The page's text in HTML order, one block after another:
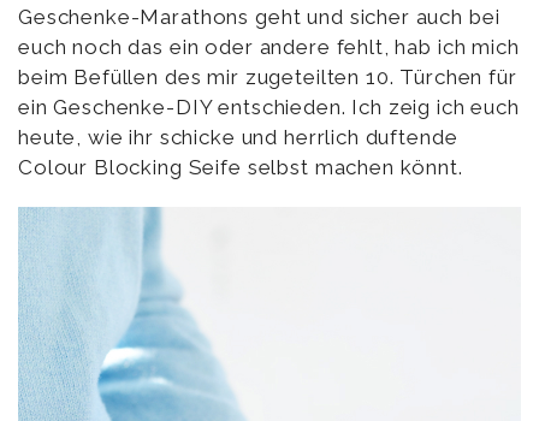
Geschenke-Marathons geht und sicher auch bei
euch noch das ein oder andere fehlt, hab ich mich
beim Befüllen des mir zugeteilten 10. Türchen für
ein Geschenke-DIY entschieden. Ich zeig ich euch
heute, wie ihr schicke und herrlich duftende
Colour Blocking Seife selbst machen könnt.